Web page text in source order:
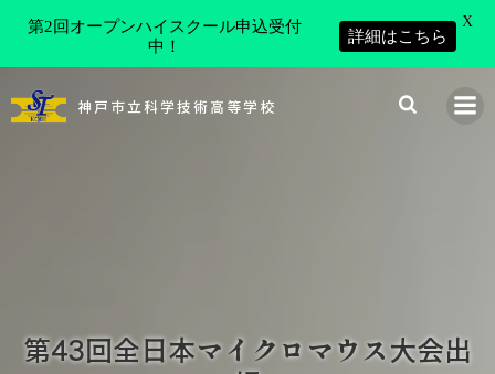
ン
神戸市立科学技術高等学校
第43回全日本マイクロマウス大会出
第2回オープンハイスクール申込受付
中！
詳細はこちら
X